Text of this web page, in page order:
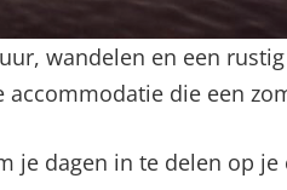
wandelen en een
die een
je dagen in te delen op